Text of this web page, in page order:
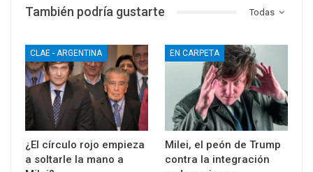
Todas
También podría gustarte
CLAE - ARGENTINA
¿El círculo rojo empieza
a soltarle la mano a
EN CARPETA
Milei, el peón de Trump
contra la integración